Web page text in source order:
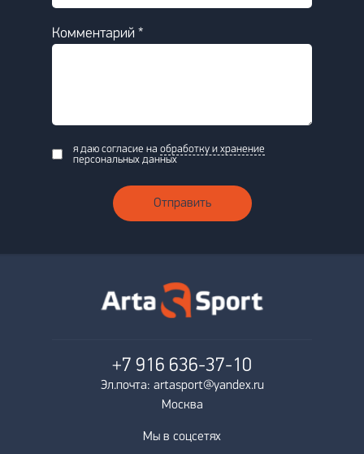
Комментарий *
я даю согласие на обработку и хранение
персональных данных
Отправить
+7 916 636-37-10
Эл.почта: artasport@yandex.ru
Москва
Мы в соцсетях